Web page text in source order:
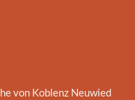
von Koblenz Neuwied